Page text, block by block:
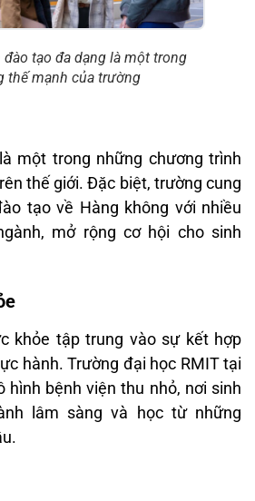
tạo đa dạng là một trong
thế mạnh của trường
một trong những chương trình
thế giới. Đặc biệt, trường cung
tạo về Hàng không với nhiều
mở rộng cơ hội cho sinh
khỏe tập trung vào sự kết hợp
hành. Trường đại học RMIT tại
hình bệnh viện thu nhỏ, nơi sinh
lâm sàng và học từ những